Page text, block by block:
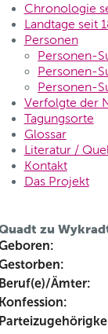
Chronologie
Landtage seit
Personen
Personen-
Personen-
Personen-
Verfolgte der
Tagungsorte
Glossar
Literatur /
Kontakt
Das Projekt
zu
Ämter: